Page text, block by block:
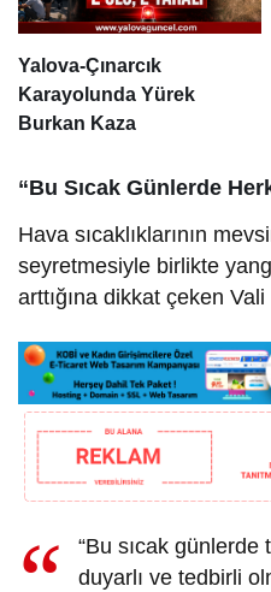
Yalova-Çınarcık
Karayolunda Yürek
Burkan Kaza
“Bu Sıcak Günlerde
Hava sıcaklıklarının
seyretmesiyle birlikte
arttığına dikkat çeken
“Bu sıcak
duyarlı ve tedbirli